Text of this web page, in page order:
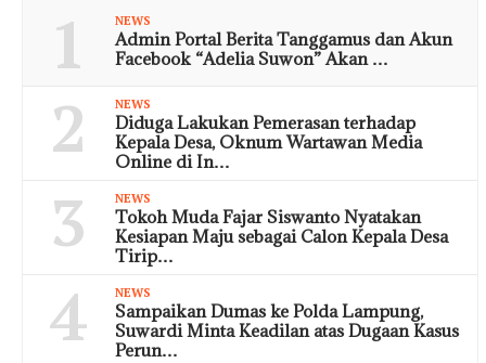
1 NEWS
Admin Portal Berita Tanggamus dan Akun
Facebook “Adelia Suwon” Akan …
2 NEWS
Diduga Lakukan Pemerasan terhadap
Kepala Desa, Oknum Wartawan Media
Online di In…
3 NEWS
Tokoh Muda Fajar Siswanto Nyatakan
Kesiapan Maju sebagai Calon Kepala Desa
Tirip…
4 NEWS
Sampaikan Dumas ke Polda Lampung,
Suwardi Minta Keadilan atas Dugaan Kasus
Perun…